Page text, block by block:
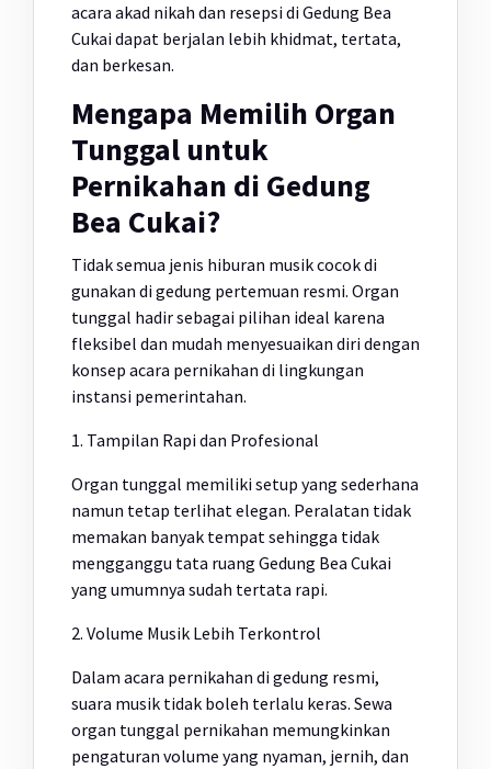
acara akad nikah dan resepsi di Gedung Bea
Cukai dapat berjalan lebih khidmat, tertata,
dan berkesan.
Mengapa Memilih Organ
Tunggal untuk
Pernikahan di Gedung
Bea Cukai?
Tidak semua jenis hiburan musik cocok di
gunakan di gedung pertemuan resmi. Organ
tunggal hadir sebagai pilihan ideal karena
fleksibel dan mudah menyesuaikan diri dengan
konsep acara pernikahan di lingkungan
instansi pemerintahan.
1. Tampilan Rapi dan Profesional
Organ tunggal memiliki setup yang sederhana
namun tetap terlihat elegan. Peralatan tidak
memakan banyak tempat sehingga tidak
mengganggu tata ruang Gedung Bea Cukai
yang umumnya sudah tertata rapi.
2. Volume Musik Lebih Terkontrol
Dalam acara pernikahan di gedung resmi,
suara musik tidak boleh terlalu keras. Sewa
organ tunggal pernikahan memungkinkan
pengaturan volume yang nyaman, jernih, dan